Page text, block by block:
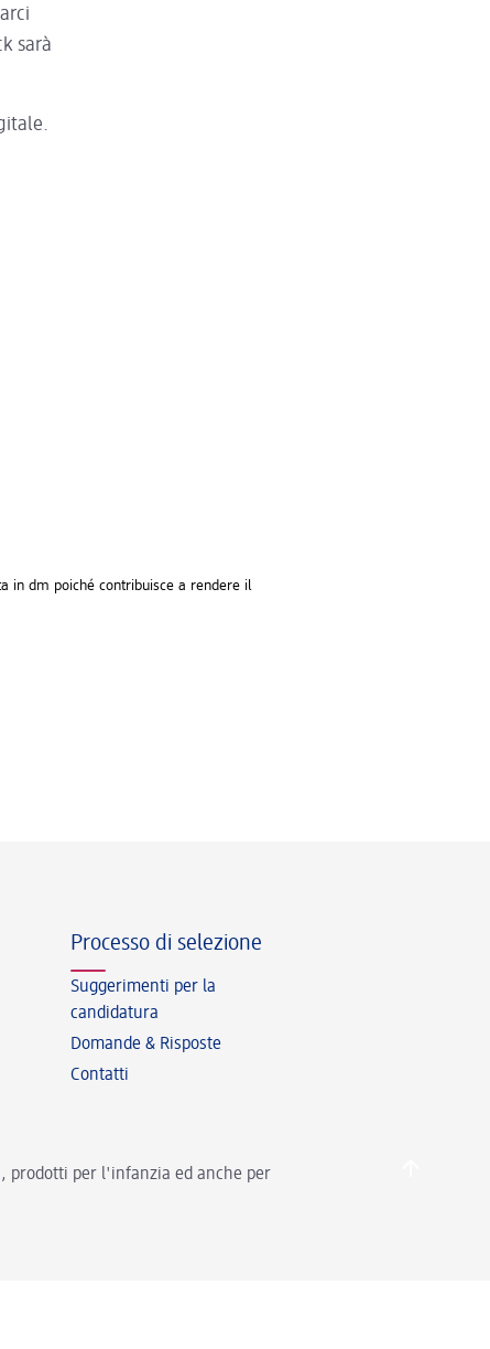
sarà
in dm poiché contribuisce a rendere il
prodotti per l'infanzia ed anche per
Processo di selezione
Suggerimenti per la
candidatura
Domande & Risposte
Contatti